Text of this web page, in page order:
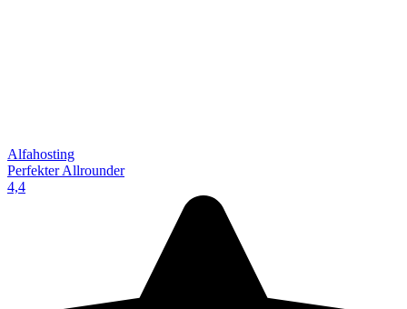
Alfahosting
Perfekter Allrounder
4,4